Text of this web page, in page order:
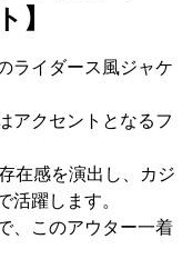
】
ライダース風ジャケ
アクセントとなるフ
在感を演出し、カジ
活躍します。
、このアウター一着